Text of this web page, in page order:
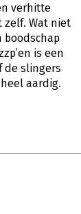
verhitte
zelf. Wat niet
boodschap
is een
de slingers
aardig.